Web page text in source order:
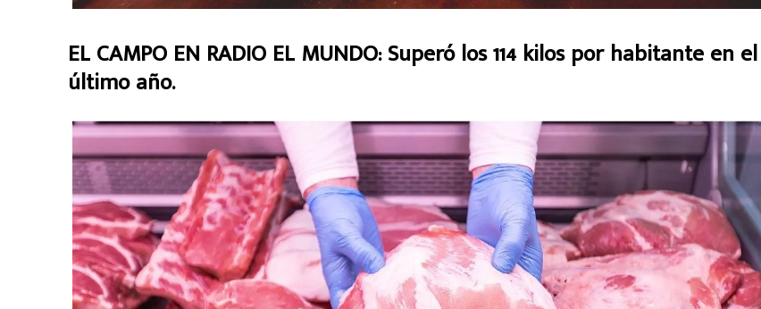
EL CAMPO EN RADIO EL MUNDO: Superó los 114 kilos por habitante en el
último año.